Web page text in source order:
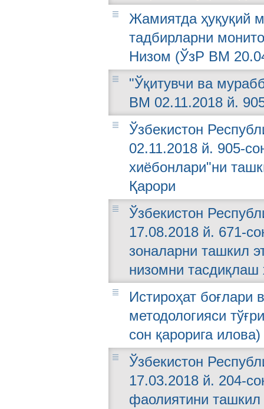
Жамиятда ҳуқуқий
тадбирларни
Низом (ЎзР ВМ
"Ўқитувчи ва
ВМ 02.11.2018 й.
Ўзбекистон
02.11.2018 й. 905-
хиёбонлари"ни
Қарори
Ўзбекистон
17.08.2018 й. 671-
зоналарни ташкил
низомни тасдиқлаш
Истироҳат боғлари
методологияси
сон қарорига илова)
Ўзбекистон
17.03.2018 й. 204-
фаолиятини